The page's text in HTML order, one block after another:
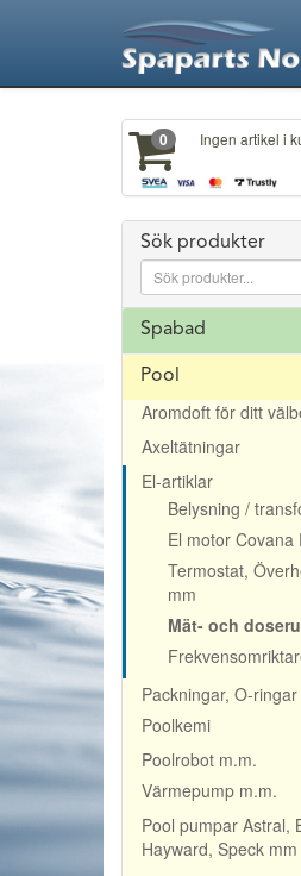
0
Ingen artikel i
Sök produkter
Spabad
Pool
Aromdoft för ditt
Axeltätningar
El-artiklar
Belysning /
El motor Covana
Termostat,
mm
Mät- och
Packningar, O-ringar
Poolkemi
Poolrobot m.m.
Värmepump m.m.
Pool pumpar Astral,
Hayward, Speck mm